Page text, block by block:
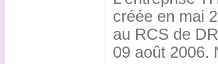
créée en mai
au RCS de
09 août 2006.